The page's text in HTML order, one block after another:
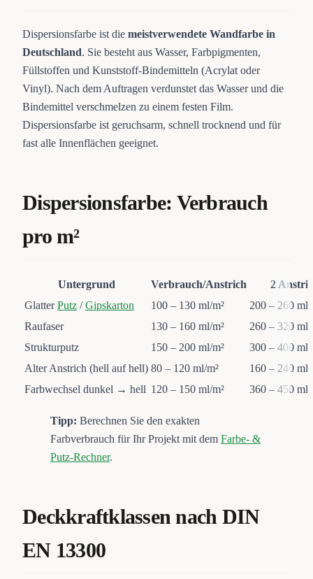
Dispersionsfarbe ist die meistverwendete Wandfarbe in
Deutschland. Sie besteht aus Wasser, Farbpigmenten,
Füllstoffen und Kunststoff-Bindemitteln (Acrylat oder
Vinyl). Nach dem Auftragen verdunstet das Wasser und die
Bindemittel verschmelzen zu einem festen Film.
Dispersionsfarbe ist geruchsarm, schnell trocknend und für
fast alle Innenflächen geeignet.
Dispersionsfarbe: Verbrauch
pro m²
Untergrund Verbrauch/Anstrich
2
GlatterPutz /Gipskarton 100 – 130 ml/m²
200 – 260 ml/
Raufaser
130 – 160 ml/m²
260 – 320 ml/
Strukturputz
150 – 200 ml/m²
300 – 400 ml/
Alter Anstrich (hell auf hell) 80 – 120 ml/m²
160 – 240 ml/
Farbwechsel dunkel → hell 120 – 150 ml/m² 360 – 450 ml/
Tipp: Berechnen Sie den exakten
Farbverbrauch für Ihr Projekt mit dem Farbe- &
Putz-Rechner.
Deckkraftklassen nach DIN
EN 13300